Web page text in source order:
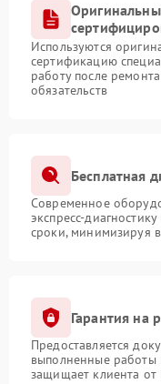
Используются
сертификацию
работу после
обязательств
Бесплатная
Современное
экспресс-
сроки, минимизируя
Гарантия на
Предоставляется
выполненные работы
защищает клиента от